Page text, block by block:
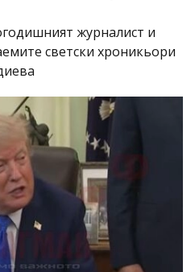
журналист и
светски хроникьори